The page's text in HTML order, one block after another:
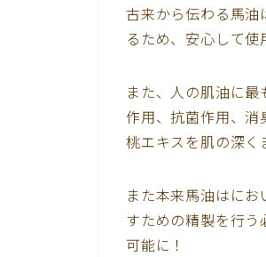
古来から伝わる馬油
るため、安心して使
また、人の肌油に
作用、抗菌作用、消
桃エキスを肌の深く
また本来馬油はに
すための精製を行
可能に！